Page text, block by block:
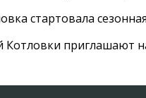
стартовала
приглашают